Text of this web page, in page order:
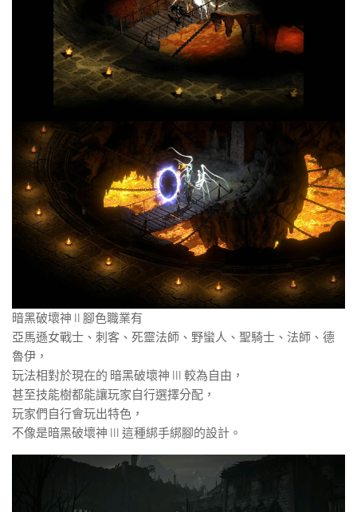
暗黑破壞神 II 腳色職業有
亞馬遜女戰士、刺客、死靈法師、野蠻人、聖騎士、法師、德
魯伊，
玩法相對於現在的 暗黑破壞神 III 較為自由，
甚至技能樹都能讓玩家自行選擇分配，
玩家們自行會玩出特色，
不像是暗黑破壞神 III 這種綁手綁腳的設計。